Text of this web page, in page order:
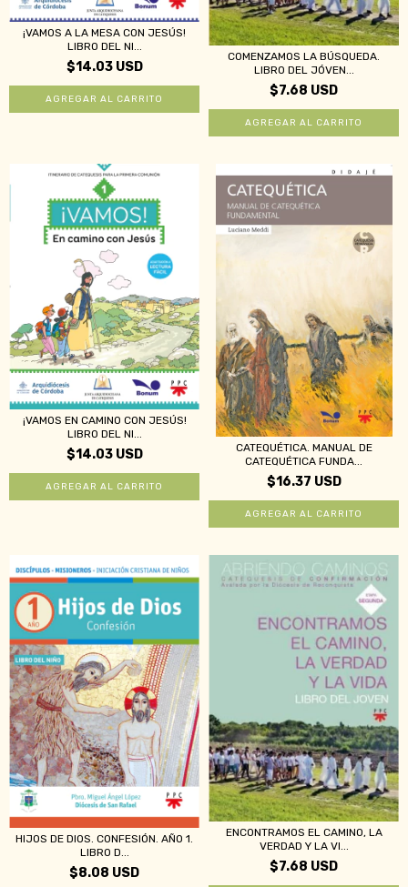
¡VAMOS A LA MESA CON JESÚS!
LIBRO DEL NI...
$14.03 USD
COMENZAMOS LA BÚSQUEDA.
LIBRO DEL JÓVEN...
$7.68 USD
¡VAMOS EN CAMINO CON JESÚS!
LIBRO DEL NI...
$14.03 USD
CATEQUÉTICA. MANUAL DE
CATEQUÉTICA FUNDA...
$16.37 USD
HIJOS DE DIOS. CONFESIÓN. AÑO 1.
LIBRO D...
$8.08 USD
ENCONTRAMOS EL CAMINO, LA
VERDAD Y LA VI...
$7.68 USD